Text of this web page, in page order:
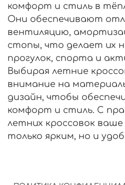
комфорт и стиль в
Они обеспечивают
вентиляцию,
стопы, что делает их
прогулок, спорта и
Выбирая летние
внимание на
дизайн, чтобы
комфорт и стиль. С
летних кроссовок
только ярким, но и